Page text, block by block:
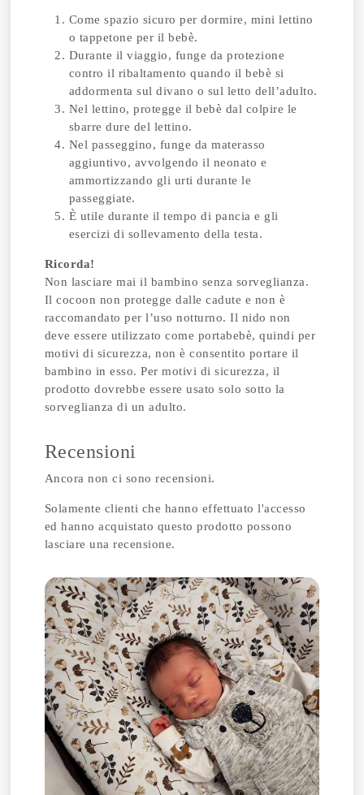
Come spazio sicuro per dormire, mini lettino
o tappetone per il bebè.
Durante il viaggio, funge da protezione
contro il ribaltamento quando il bebè si
addormenta sul divano o sul letto dell’adulto.
Nel lettino, protegge il bebè dal colpire le
sbarre dure del lettino.
Nel passeggino, funge da materasso
aggiuntivo, avvolgendo il neonato e
ammortizzando gli urti durante le
passeggiate.
È utile durante il tempo di pancia e gli
esercizi di sollevamento della testa.
Ricorda!
Non lasciare mai il bambino senza sorveglianza.
Il cocoon non protegge dalle cadute e non è
raccomandato per l’uso notturno. Il nido non
deve essere utilizzato come portabebè, quindi per
motivi di sicurezza, non è consentito portare il
bambino in esso. Per motivi di sicurezza, il
prodotto dovrebbe essere usato solo sotto la
sorveglianza di un adulto.
Recensioni
Ancora non ci sono recensioni.
Solamente clienti che hanno effettuato l'accesso
ed hanno acquistato questo prodotto possono
lasciare una recensione.